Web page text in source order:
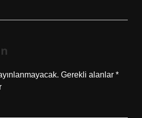
Gerekli alanlar *